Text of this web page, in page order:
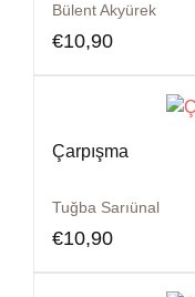
Bülent Akyürek
€10,90
Çarpışma
Tuğba Sarıünal
€10,90